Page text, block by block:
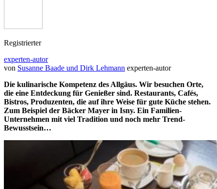
Registrierter
experten-autor
von Susanne Baade und Dirk Lehmann experten-autor
Die kulinarische Kompetenz des Allgäus. Wir besuchen Orte,
die eine Entdeckung für Genießer sind. Restaurants, Cafés,
Bistros, Produzenten, die auf ihre Weise für gute Küche stehen.
Zum Beispiel der Bäcker Mayer in Isny. Ein Familien-
Unternehmen mit viel Tradition und noch mehr Trend-
Bewusstsein…